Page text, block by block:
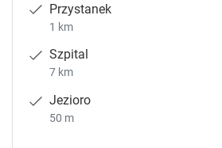
Przystanek
1 km
Szpital
7 km
Jezioro
50 m